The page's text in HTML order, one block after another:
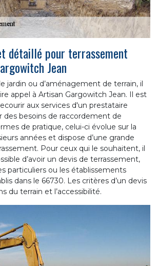
détaillé pour terrassement
Jean
jardin ou d’aménagement de terrain, il
appel à Artisan Gargowitch Jean. Il est
aux services d'un prestataire
des besoins de raccordement de
de pratique, celui-ci évolue sur la
années et dispose d’une grande
Pour ceux qui le souhaitent, il
d’avoir un devis de terrassement,
particuliers ou les établissements
dans le 66730. Les critères d’un devis
du terrain et l’accessibilité.